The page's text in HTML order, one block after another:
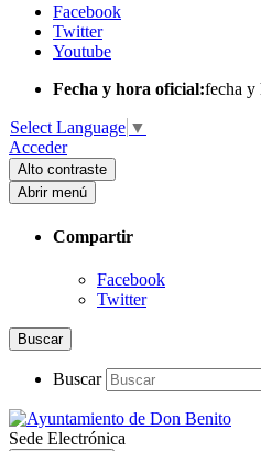
Facebook
Twitter
Youtube
Fecha y hora oficial:fecha y
Select Language ▼
Acceder
Alto contraste
Abrir menú
Compartir
Facebook
Twitter
Buscar
Buscar
Sede Electrónica